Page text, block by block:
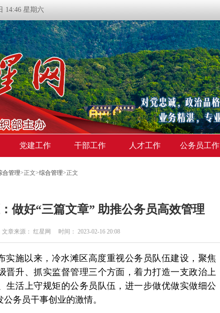
14:46 星期六
党建工作 干部工作 人才工作 公务员工作
合管理>正文>综合管理>正文
做好“三篇文章” 助推公务员高效管理
文章来源： 红星网 时间： 2023-02-16 20:08
实施以来，冷水滩区高度重视公务员队伍建设，聚焦
晋升、抓实监督管理三个方面，着力打造一支政治上
生活上守规矩的公务员队伍，进一步做优做实做细公
务员干事创业的激情。